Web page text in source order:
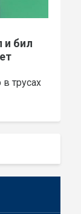
и бил
трусах